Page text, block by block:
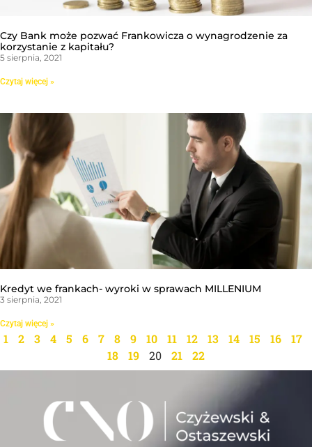
Czy Bank może pozwać Frankowicza o wynagrodzenie za
korzystanie z kapitału?
5 sierpnia, 2021
Czytaj więcej »
Kredyt we frankach- wyroki w sprawach MILLENIUM
3 sierpnia, 2021
Czytaj więcej »
1 2 3 4 5 6 7 8 9 10 11 12 13 14 15 16
17
18
19 20 21 22